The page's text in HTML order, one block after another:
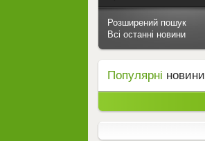
Розширений пошук
Всі останні новини
Популярні новини